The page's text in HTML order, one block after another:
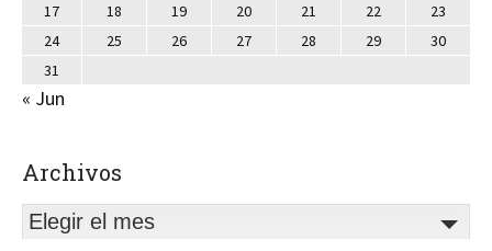
17
18 19 20 21 22
23
24
25 26 27 28 29
30
31
« Jun
Archivos
Elegir el mes